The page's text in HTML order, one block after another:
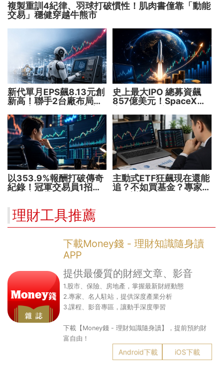
複製重訓4紀律、羽球打破慣性！肌肉書僮靠「動能
交易」穩健穿越牛熊市
新代單月EPS飆8.13元創
新高！聯手2台廠布局機
機
史上最大IPO 總募資飆
857億美元！SpaceX升
以353.9%報酬打破傳奇
紀錄！冠軍交易員1招抓
主動式ETF狂飆現在還能
追？不如買基金？專家親
理財工具推薦
下載Money錢 - 理財知識隨身讀
APP
提供最優質的財經文章、影音
1.股市、保險、房地產，掌握最新財經動態
2.專家、名人駐站，提供深度產業分析
3.課程、影音專區，讓動手深度學習
下載【Money錢 - 理財知識隨身讀】，提前預約財
富自由！
Android下載 iOS下載